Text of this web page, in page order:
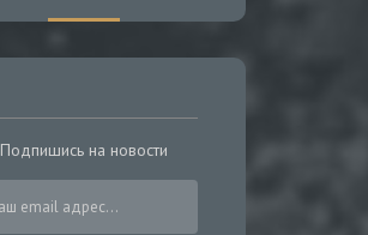
Подпишись на новости